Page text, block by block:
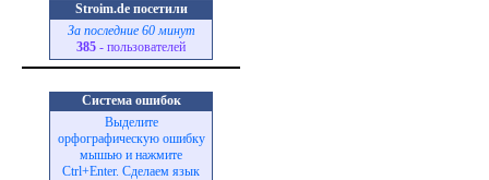
Stroim.de посетили
За последние 60 минут
385 - пользователей
Система ошибок
Выделите
орфографическую ошибку
мышью и нажмите
Ctrl+Enter. Сделаем язык